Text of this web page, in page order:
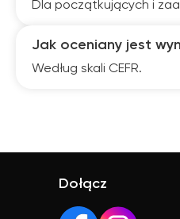
Dla początkujących i
Jak oceniany jest
Według skali CEFR.
Dołącz